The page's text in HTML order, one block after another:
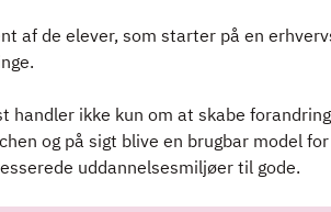
af de elever, som starter på en
handler ikke kun om at skabe
og på sigt blive en brugbar model
uddannelsesmiljøer til gode.